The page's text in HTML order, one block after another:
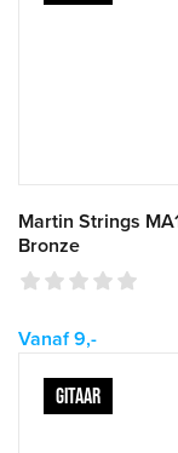
Martin Strings
Bronze
Vanaf 9,-
GITAAR